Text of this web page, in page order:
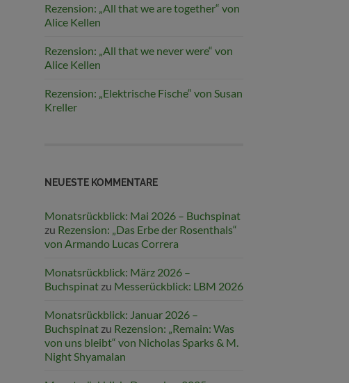
Rezension: „All that we are together“ von
Alice Kellen
Rezension: „All that we never were“ von
Alice Kellen
Rezension: „Elektrische Fische“ von Susan
Kreller
NEUESTE KOMMENTARE
Monatsrückblick: Mai 2026 – Buchspinat
zu Rezension: „Das Erbe der Rosenthals“
von Armando Lucas Correra
Monatsrückblick: März 2026 –
Buchspinat zu Messerückblick: LBM 2026
Monatsrückblick: Januar 2026 –
Buchspinat zu Rezension: „Remain: Was
von uns bleibt“ von Nicholas Sparks & M.
Night Shyamalan